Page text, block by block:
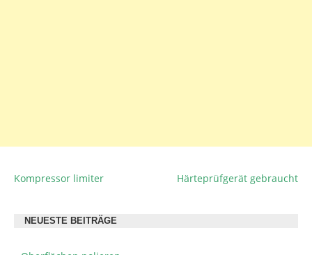
BEITRAGSNAVIGATION
Kompressor limiter Härteprüfgerät gebraucht
NEUESTE BEITRÄGE